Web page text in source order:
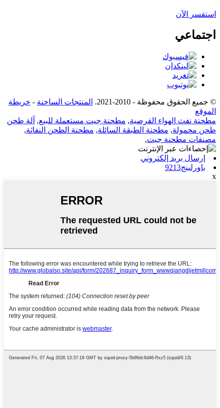
استفسر الآن
اجتماعي
© جميع الحقوق محفوظة - 2010-2021. المنتجات الساخنة - خريطة
الموقع
مطحنة نفث الهواء القرصية, مطحنة جيت مستعملة للبيع, آلة طحن
طحن محمولة, مطحنة الطبقة السائلة, مطحنة الطحن النفاثة,
مصنفات مطحنة جيت,
إرسال بريد إلكتروني
باورلينج9213
x